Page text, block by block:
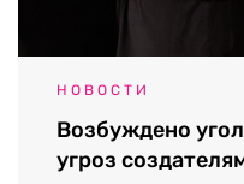
НОВОСТИ
Возбуждено
угроз